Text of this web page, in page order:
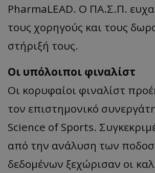
PharmaLEAD. Ο ΠΑ.Σ.Π.
τους χορηγούς και τους
στήριξή τους.
Οι υπόλοιποι φιναλίστ
Οι κορυφαίοι φιναλίστ
τον επιστημονικό
Science of Sports.
από την ανάλυση των
δεδομένων ξεχώρισαν οι